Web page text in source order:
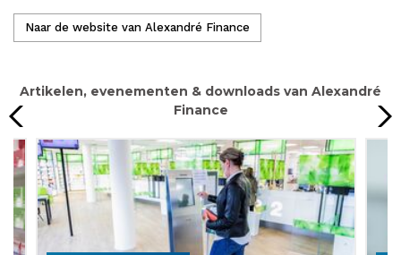
Naar de website van Alexandré Finance
Artikelen, evenementen & downloads van Alexandré
Finance